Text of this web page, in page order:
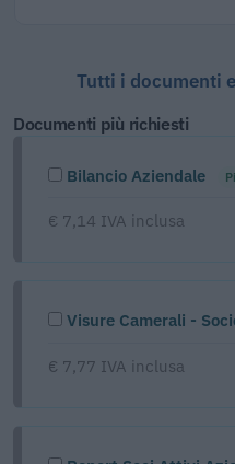
Tutti i documenti
Documenti più richiesti
Bilancio Aziendale
€ 7,14 IVA inclusa
Visure Camerali -
€ 7,77 IVA inclusa